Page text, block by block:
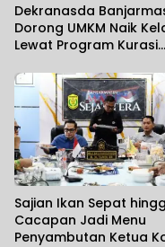
Dekranasda
Dorong UMKM Naik
Lewat Program Kurasi
Sajian Ikan Sepat
Cacapan Jadi Menu
Penyambutan Ketua